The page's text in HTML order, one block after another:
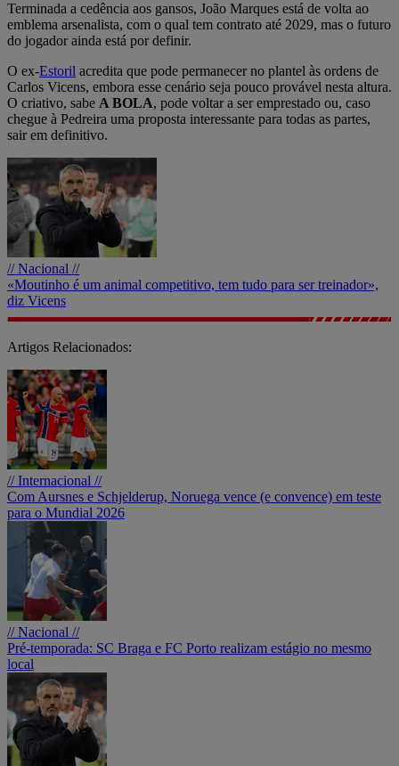
Terminada a cedência aos gansos, João Marques está de volta ao
emblema arsenalista, com o qual tem contrato até 2029, mas o futuro
do jogador ainda está por definir.
O ex-Estoril acredita que pode permanecer no plantel às ordens de
Carlos Vicens, embora esse cenário seja pouco provável nesta altura.
O criativo, sabe A BOLA, pode voltar a ser emprestado ou, caso
chegue à Pedreira uma proposta interessante para todas as partes,
sair em definitivo.
// Nacional //
«Moutinho é um animal competitivo, tem tudo para ser treinador»,
diz Vicens
Artigos Relacionados:
// Internacional //
Com Aursnes e Schjelderup, Noruega vence (e convence) em teste
para o Mundial 2026
// Nacional //
Pré-temporada: SC Braga e FC Porto realizam estágio no mesmo
local